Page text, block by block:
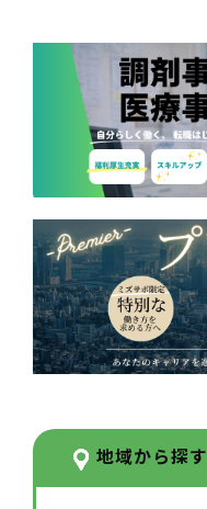
地域から探す